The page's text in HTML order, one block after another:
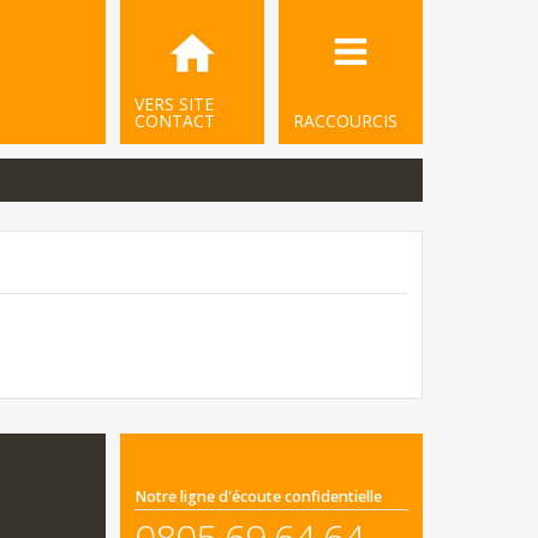
RACCOURCIS
VERS SITE
CONTACT
Notre ligne d'écoute confidentielle